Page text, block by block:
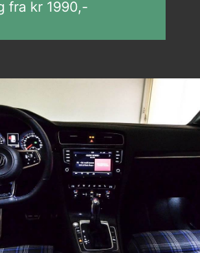
fra kr 1990,-